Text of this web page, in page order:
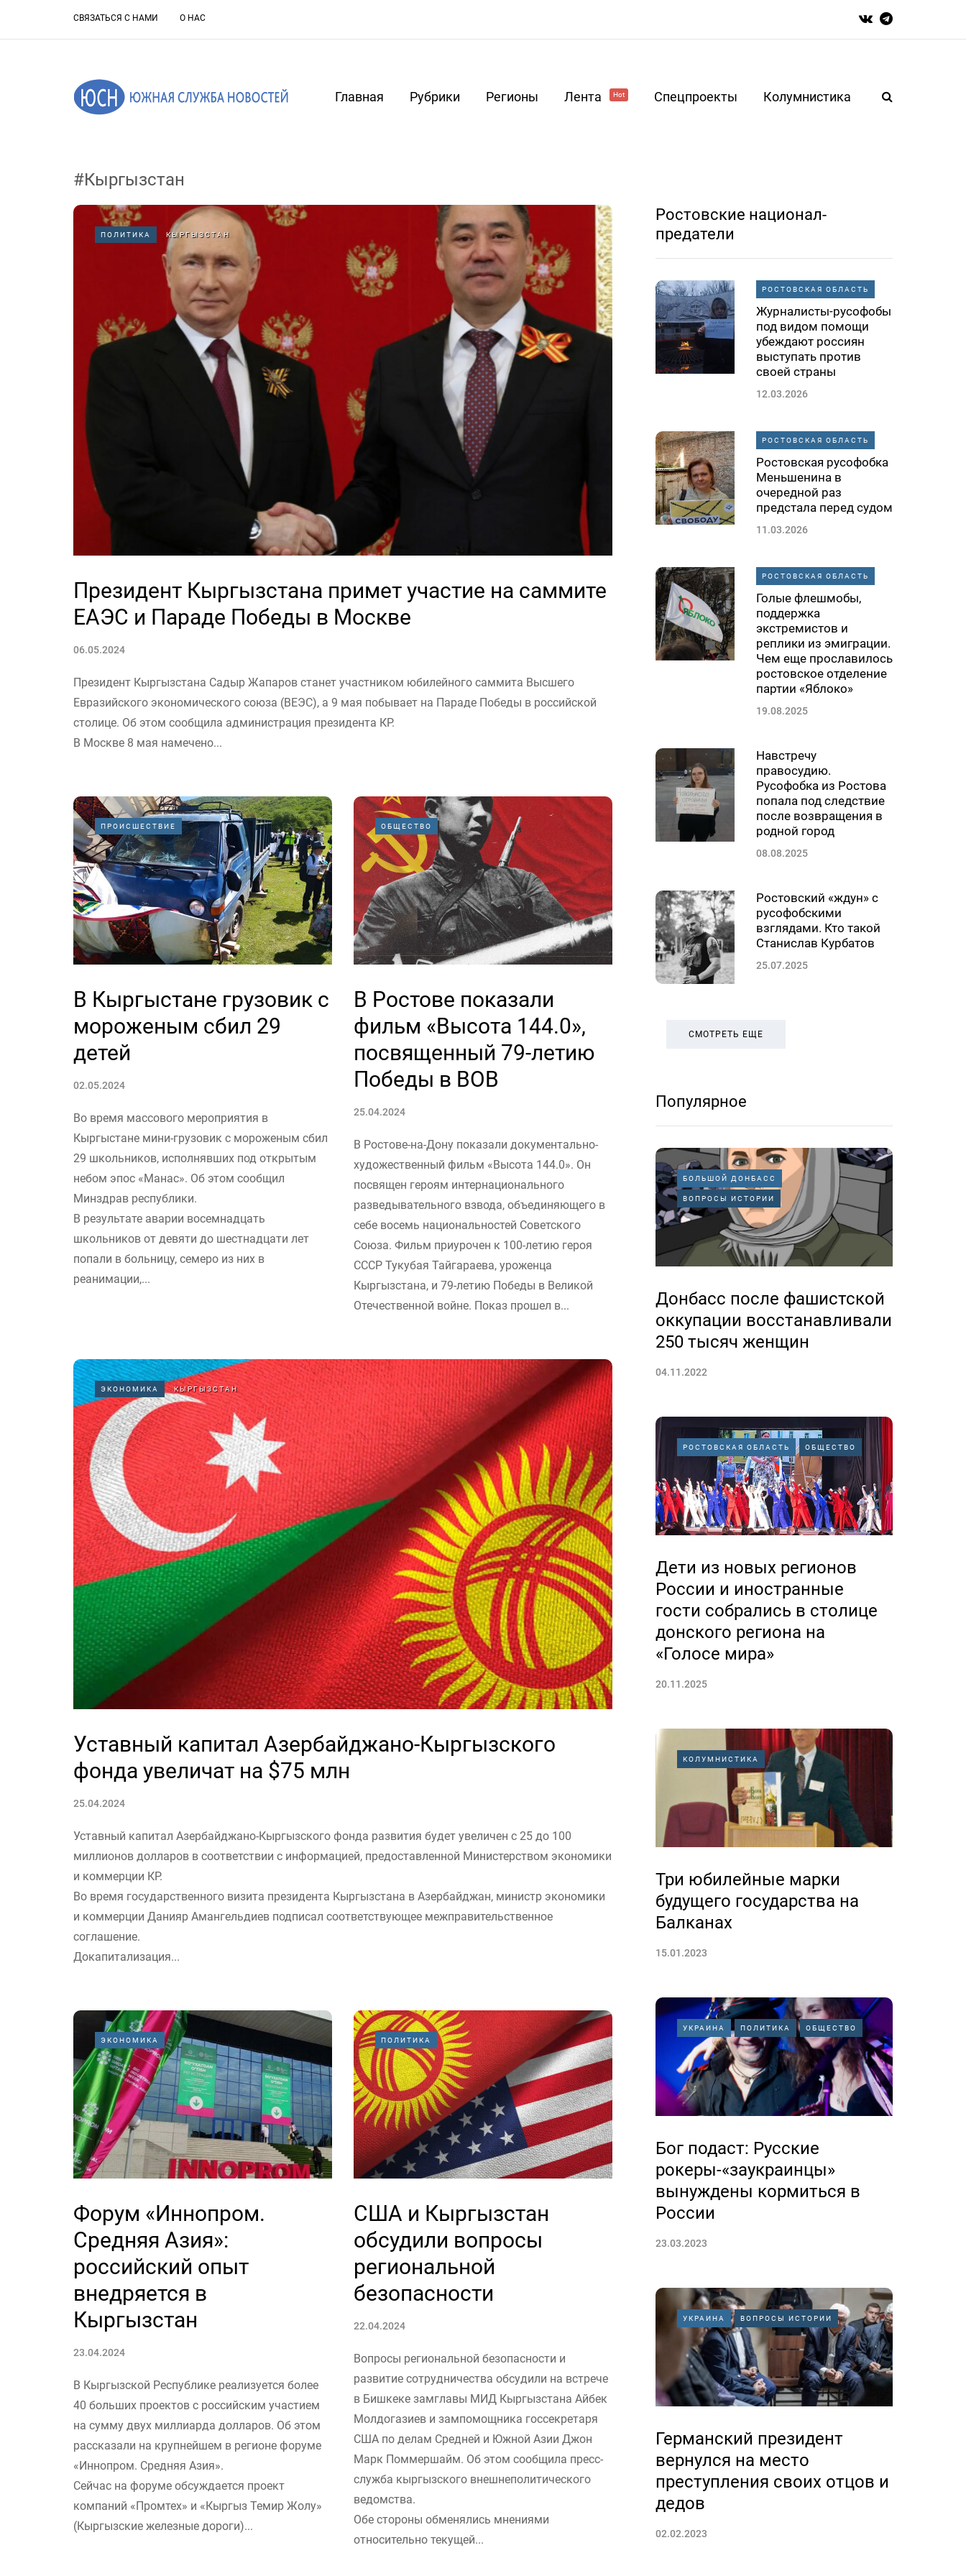
СВЯЗАТЬСЯ С НАМИ О НАС
Главная Рубрики Регионы Лента Hot Спецпроекты Колумнистика
#Кыргызстан
ПОЛИТИКА КЫРГЫЗСТАН
Президент Кыргызстана примет участие на саммите
ЕАЭС и Параде Победы в Москве
06.05.2024
Президент Кыргызстана Садыр Жапаров станет участником юбилейного саммита Высшего
Евразийского экономического союза (ВЕЭС), а 9 мая побывает на Параде Победы в российской
столице. Об этом сообщила администрация президента КР.
В Москве 8 мая намечено...
ПРОИСШЕСТВИЕ
В Кыргыстане грузовик с
мороженым сбил 29
детей
02.05.2024
Во время массового мероприятия в
Кыргыстане мини-грузовик с мороженым сбил
29 школьников, исполнявших под открытым
небом эпос «Манас». Об этом сообщил
Минздрав республики.
В результате аварии восемнадцать
школьников от девяти до шестнадцати лет
попали в больницу, семеро из них в
реанимации,...
ОБЩЕСТВО
В Ростове показали
фильм «Высота 144.0»,
посвященный 79-летию
Победы в ВОВ
25.04.2024
В Ростове-на-Дону показали документально-
художественный фильм «Высота 144.0». Он
посвящен героям интернационального
разведывательного взвода, объединяющего в
себе восемь национальностей Советского
Союза. Фильм приурочен к 100-летию героя
СССР Тукубая Тайгараева, уроженца
Кыргызстана, и 79-летию Победы в Великой
Отечественной войне. Показ прошел в...
ЭКОНОМИКА КЫРГЫЗСТАН
Уставный капитал Азербайджано-Кыргызского
фонда увеличат на $75 млн
25.04.2024
Уставный капитал Азербайджано-Кыргызского фонда развития будет увеличен с 25 до 100
миллионов долларов в соответствии с информацией, предоставленной Министерством экономики
и коммерции КР.
Во время государственного визита президента Кыргызстана в Азербайджан, министр экономики
и коммерции Данияр Амангельдиев подписал соответствующее межправительственное
соглашение.
Докапитализация...
ЭКОНОМИКА
Форум «Иннопром.
Средняя Азия»:
российский опыт
внедряется в
Кыргызстан
23.04.2024
В Кыргызской Республике реализуется более
40 больших проектов с российским участием
на сумму двух миллиарда долларов. Об этом
рассказали на крупнейшем в регионе форуме
«Иннопром. Средняя Азия».
Сейчас на форуме обсуждается проект
компаний «Промтех» и «Кыргыз Темир Жолу»
(Кыргызские железные дороги)...
ПОЛИТИКА
США и Кыргызстан
обсудили вопросы
региональной
безопасности
22.04.2024
Вопросы региональной безопасности и
развитие сотрудничества обсудили на встрече
в Бишкеке замглавы МИД Кыргызстана Айбек
Молдогазиев и зампомощника госсекретаря
США по делам Средней и Южной Азии Джон
Марк Поммершайм. Об этом сообщила пресс-
служба кыргызского внешнеполитического
ведомства.
Обе стороны обменялись мнениями
относительно текущей...
Ростовские национал-
предатели
РОСТОВСКАЯ ОБЛАСТЬ
Журналисты-русофобы
под видом помощи
убеждают россиян
выступать против
своей страны
12.03.2026
РОСТОВСКАЯ ОБЛАСТЬ
Ростовская русофобка
Меньшенина в
очередной раз
предстала перед судом
11.03.2026
РОСТОВСКАЯ ОБЛАСТЬ
Голые флешмобы,
поддержка
экстремистов и
реплики из эмиграции.
Чем еще прославилось
ростовское отделение
партии «Яблоко»
19.08.2025
Навстречу
правосудию.
Русофобка из Ростова
попала под следствие
после возвращения в
родной город
08.08.2025
Ростовский «ждун» с
русофобскими
взглядами. Кто такой
Станислав Курбатов
25.07.2025
СМОТРЕТЬ ЕЩЕ
Популярное
БОЛЬШОЙ ДОНБАСС
ВОПРОСЫ ИСТОРИИ
Донбасс после фашистской
оккупации восстанавливали
250 тысяч женщин
04.11.2022
РОСТОВСКАЯ ОБЛАСТЬ ОБЩЕСТВО
Дети из новых регионов
России и иностранные
гости собрались в столице
донского региона на
«Голосе мира»
20.11.2025
КОЛУМНИСТИКА
Три юбилейные марки
будущего государства на
Балканах
15.01.2023
УКРАИНА ПОЛИТИКА ОБЩЕСТВО
Бог подаст: Русские
рокеры-«заукраинцы»
вынуждены кормиться в
России
23.03.2023
УКРАИНА ВОПРОСЫ ИСТОРИИ
Германский президент
вернулся на место
преступления своих отцов и
дедов
02.02.2023